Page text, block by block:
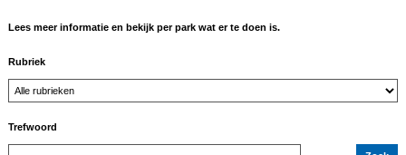
Lees meer informatie en bekijk per park wat er te doen is.
Rubriek
Trefwoord